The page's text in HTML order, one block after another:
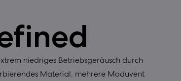
niedriges Betriebsgeräusch durch
Material, mehrere Moduvent